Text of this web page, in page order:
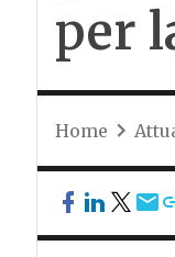
per
Home